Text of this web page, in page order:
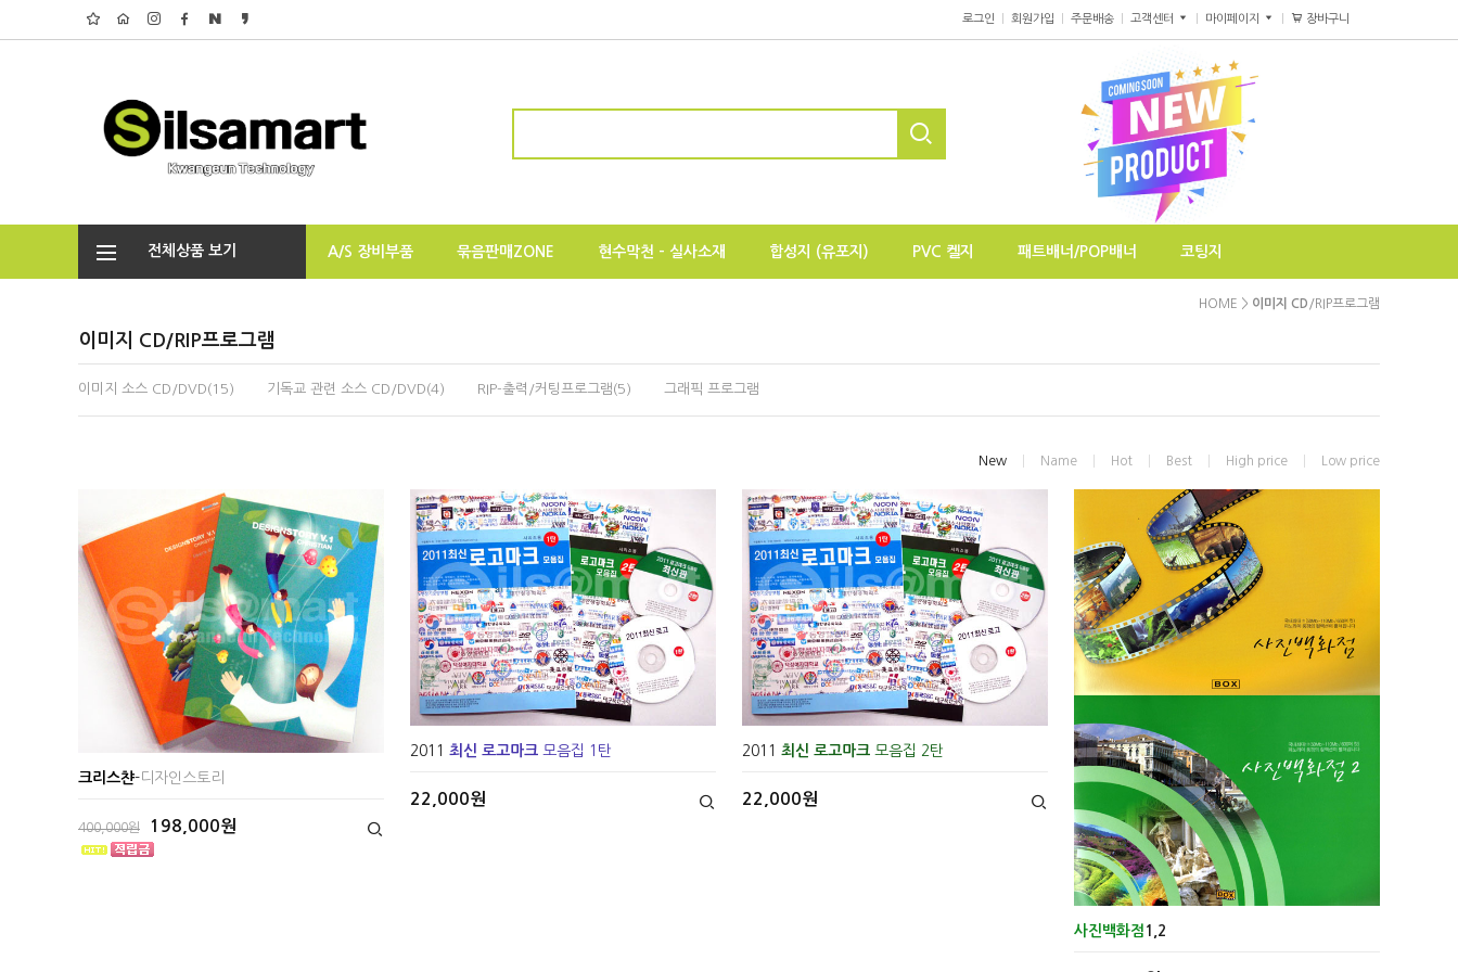
로그인 회원가입 주문배송 고객센터 마이페이지 장바구니
전체상품 보기 A/S 장비부품 묶음판매ZONE 현수막천 - 실사소재 합성지 (유포지) PVC 켈지 패트배너/POP배너 코팅지
HOME > 이미지 CD /RIP프로그램
이미지 CD/RIP프로그램
이미지 소스 CD/DVD(15) 기독교 관련 소스 CD/DVD(4) RIP-출력/커팅프로그램(5) 그래픽 프로그램
New Name Hot Best High price Low price
크리스챤-디자인스토리
400,000원 198,000원
2011 최신 로고마크 모음집 1탄
22,000원
2011 최신 로고마크 모음집 2탄
22,000원
사진백화점 1,2